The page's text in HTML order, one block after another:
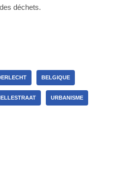
déchets.
BELGIQUE
URBANISME